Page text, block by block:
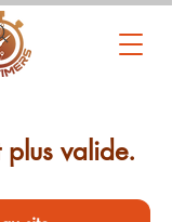
valide.